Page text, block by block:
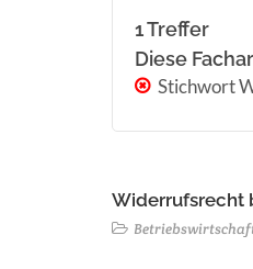
1 Treffer
Diese
Stichwort
Widerrufsrecht